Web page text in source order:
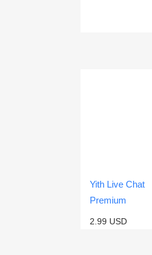
Yith Live Chat
Premium
2.99 USD